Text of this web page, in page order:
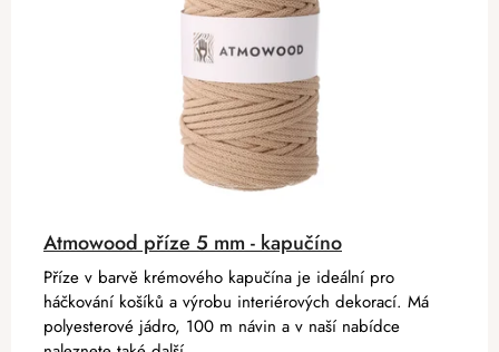
Atmowood příze 5 mm - kapučíno
Příze v barvě krémového kapučína je ideální pro
háčkování košíků a výrobu interiérových dekorací. Má
polyesterové jádro, 100 m návin a v naší nabídce